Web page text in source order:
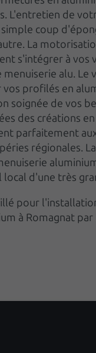
L'entretien de
coup
La
s'intégrer à vos
alu. Le
profilés en
soignée de vos
des créations
parfaitement
régionales.
d'une très
pour
à Romagnat par